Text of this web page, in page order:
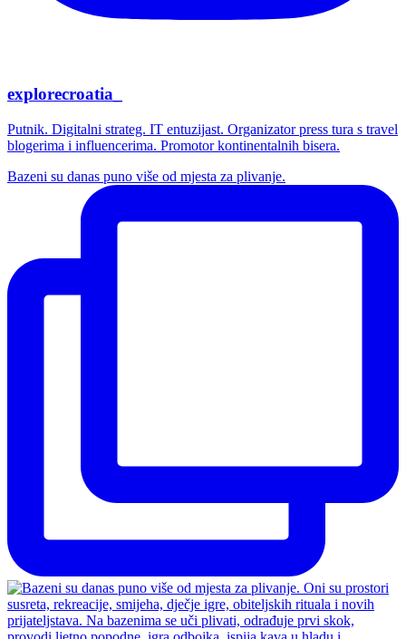
explorecroatia_
Putnik. Digitalni strateg. IT entuzijast. Organizator press tura s travel
blogerima i influencerima. Promotor kontinentalnih bisera.
Bazeni su danas puno više od mjesta za plivanje.